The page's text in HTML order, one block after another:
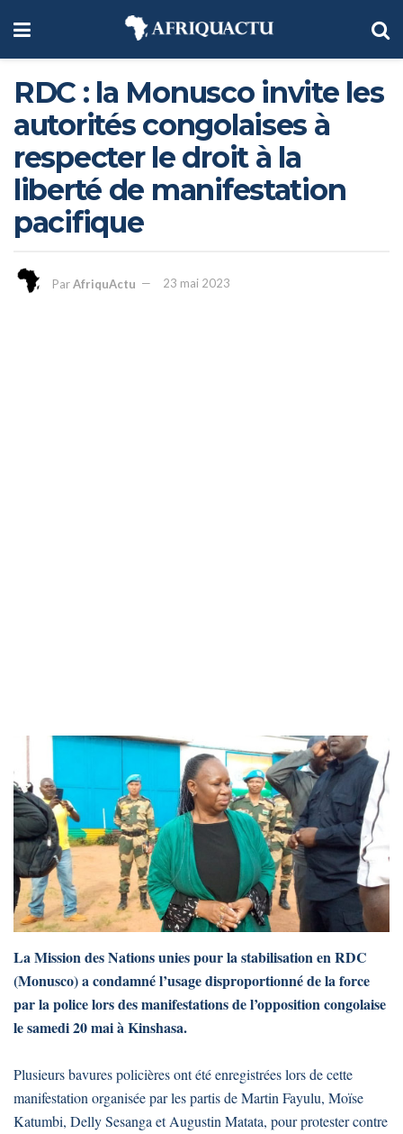
RDC : la Monusco invite les
autorités congolaises à
respecter le droit à la
liberté de manifestation
pacifique
ParAfriquActu 23 mai 2023
La Mission des Nations unies pour la stabilisation en RDC
(Monusco) a condamné l’usage disproportionné de la force
par la police lors des manifestations de l’opposition congolaise
le samedi 20 mai à Kinshasa.
Plusieurs bavures policières ont été enregistrées lors de cette
manifestation organisée par les partis de Martin Fayulu, Moïse
Katumbi, Delly Sesanga et Augustin Matata, pour protester contre